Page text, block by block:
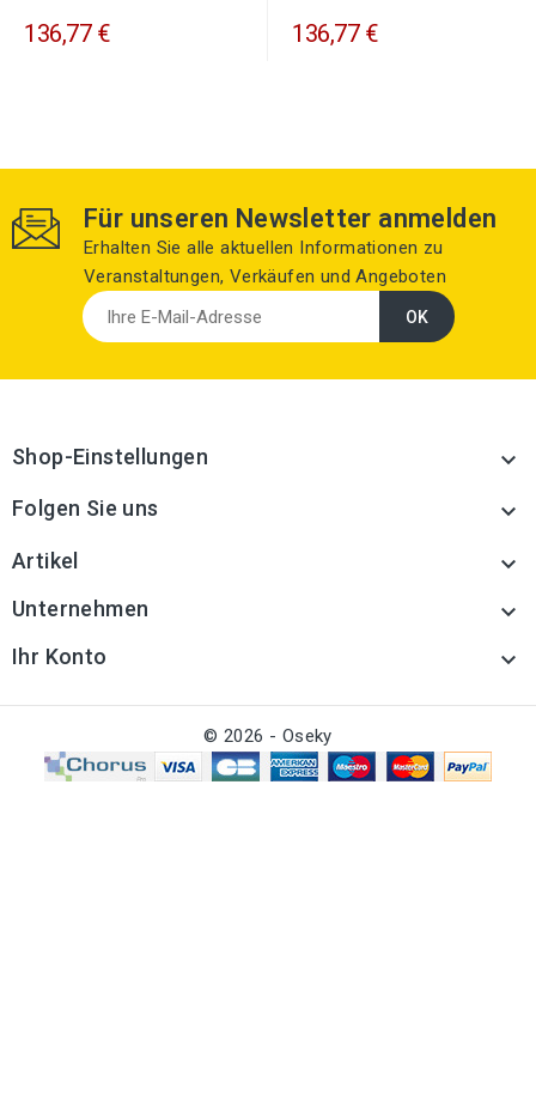
136,77 € 136,77 €
Für unseren Newsletter anmelden
Erhalten Sie alle aktuellen Informationen zu
Veranstaltungen, Verkäufen und Angeboten
Shop-Einstellungen 
Folgen Sie uns 
Artikel 
Unternehmen 
Ihr Konto 
© 2026 - Oseky